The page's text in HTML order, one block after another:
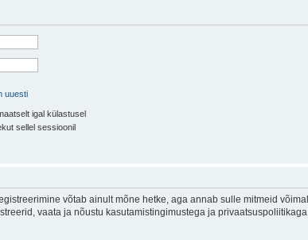
uuesti
igal külastusel
sellel sessioonil
võtab ainult mõne hetke, aga annab sulle mitmeid
vaata ja nõustu kasutamistingimustega ja